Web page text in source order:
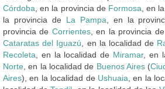
Córdoba , en la provincia de Formosa , en
la provincia de La Pampa , en la
provincia de Corrientes, en la provincia
Cataratas del Iguazú , en la localidad de
Recoleta , en la localidad de Miramar, en
Norte , en la localidad de Buenos Aires(
Aires), en la localidad de Ushuaia , en la